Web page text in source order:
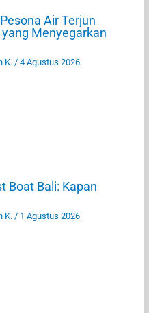
Air Terjun
Menyegarkan
K./ 4 Agustus 2026
Boat Bali: Kapan
K./ 1 Agustus 2026